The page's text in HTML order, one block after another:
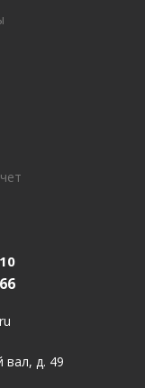
вал, д. 49